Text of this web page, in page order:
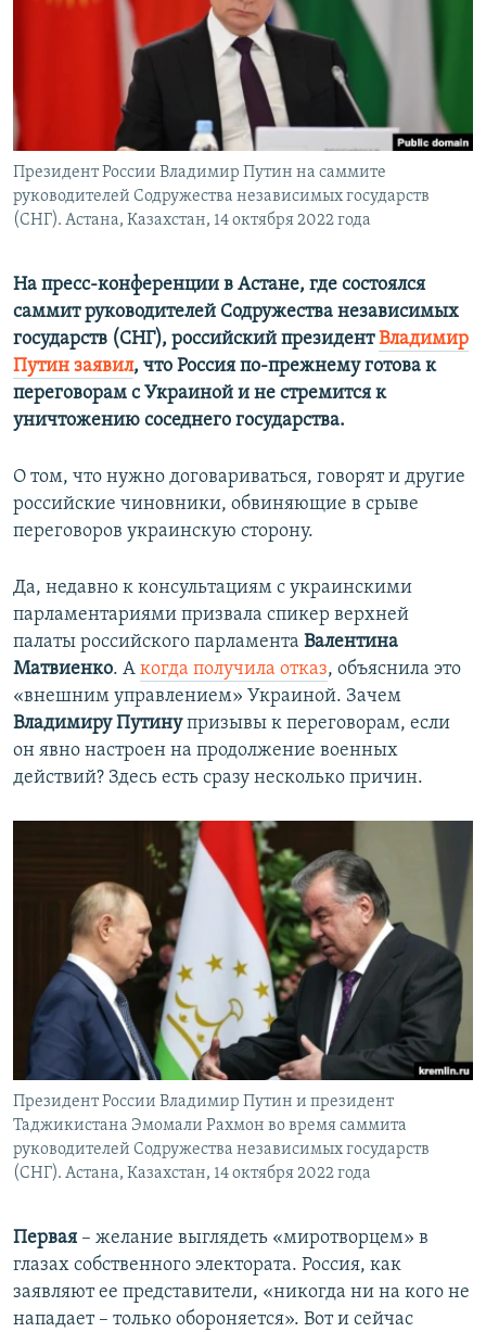
ПОБЕДИТЕЛЕЙ НЕ СУДЯТ?
КРЫМ.НЕПОКОРЕННЫЙ
УКРАИНСКАЯ ПРОБЛЕМА КРЫМА
Все сайты RFE/RL
Президент России Владимир Путин на саммите
руководителей Содружества независимых государств
(СНГ). Астана, Казахстан, 14 октября 2022 года
На пресс-конференции в Астане, где состоялся
саммит руководителей Содружества независимых
государств (СНГ), российский президентВладимир
Путин заявил, что Россия по-прежнему готова к
переговорам с Украиной и не стремится к
уничтожению соседнего государства.
О том, что нужно договариваться, говорят и другие
российские чиновники, обвиняющие в срыве
переговоров украинскую сторону.
Да, недавно к консультациям с украинскими
парламентариями призвала спикер верхней
палаты российского парламента Валентина
Матвиенко. А когда получила отказ, объяснила это
«внешним управлением» Украиной. Зачем
Владимиру Путинупризывы к переговорам, если
он явно настроен на продолжение военных
действий? Здесь есть сразу несколько причин.
Президент России Владимир Путин и президент
Таджикистана Эмомали Рахмон во время саммита
руководителей Содружества независимых государств
(СНГ). Астана, Казахстан, 14 октября 2022 года
Первая – желание выглядеть «миротворцем» в
глазах собственного электората. Россия, как
заявляют ее представители, «никогда ни на кого не
нападает – только обороняется». Вот и сейчас